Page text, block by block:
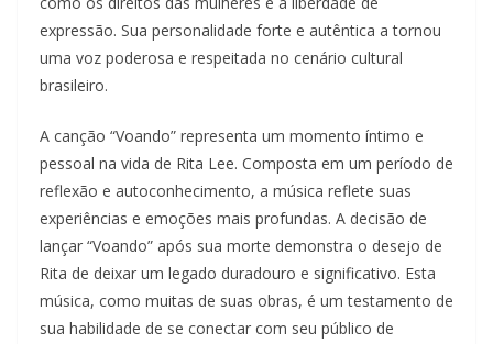
expressão. Sua personalidade forte e autêntica a tornou
uma voz poderosa e respeitada no cenário cultural
brasileiro.
A canção “Voando” representa um momento íntimo e
pessoal na vida de Rita Lee. Composta em um período de
reflexão e autoconhecimento, a música reflete suas
experiências e emoções mais profundas. A decisão de
lançar “Voando” após sua morte demonstra o desejo de
Rita de deixar um legado duradouro e significativo. Esta
música, como muitas de suas obras, é um testamento de
sua habilidade de se conectar com seu público de